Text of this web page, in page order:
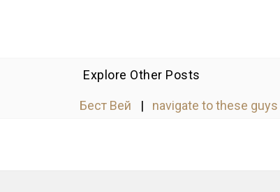
Explore Other Posts
Бест Вей | navigate to these